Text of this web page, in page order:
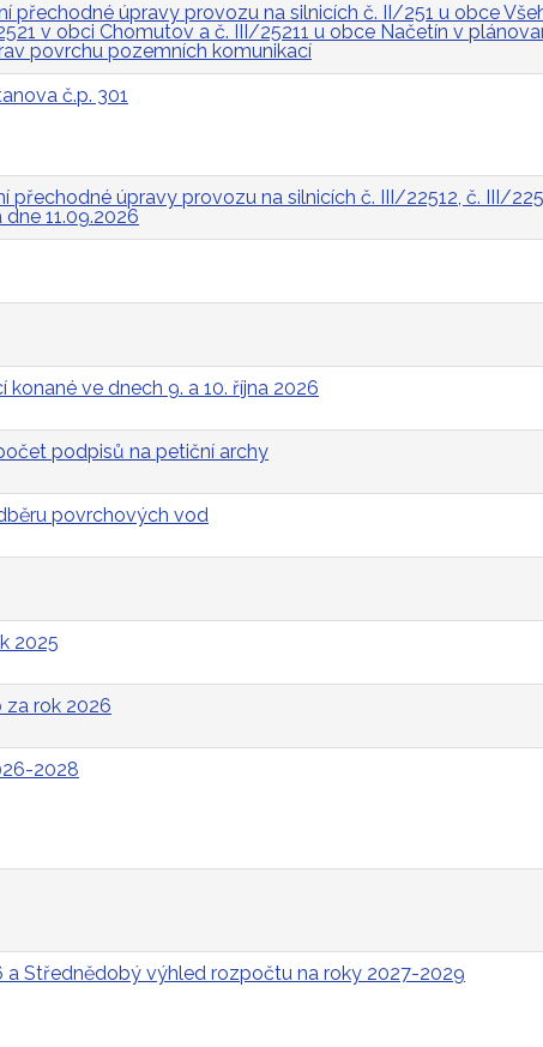
úpravy provozu na silnicích č. II/251 u obce
v obci Chomutov a č. III/25211 u obce Načetín v
povrchu pozemních komunikací
č.p. 301
úpravy provozu na silnicích č. III/22512, č. III/
11.09.2026
ve dnech 9. a 10. října 2026
podpisů na petiční archy
povrchových vod
2025
rok 2026
2028
Střednědobý výhled rozpočtu na roky 2027-2029